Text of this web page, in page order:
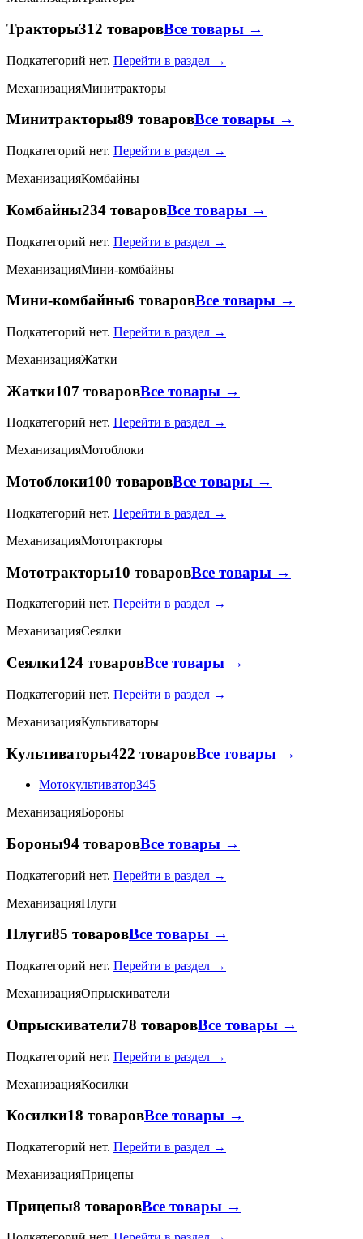
Тракторы312 товаровВсе товары →
Подкатегорий нет. Перейти в раздел →
МеханизацияМинитракторы
Минитракторы89 товаровВсе товары →
Подкатегорий нет. Перейти в раздел →
МеханизацияКомбайны
Комбайны234 товаровВсе товары →
Подкатегорий нет. Перейти в раздел →
МеханизацияМини-комбайны
Мини-комбайны6 товаровВсе товары →
Подкатегорий нет. Перейти в раздел →
МеханизацияЖатки
Жатки107 товаровВсе товары →
Подкатегорий нет. Перейти в раздел →
МеханизацияМотоблоки
Мотоблоки100 товаровВсе товары →
Подкатегорий нет. Перейти в раздел →
МеханизацияМототракторы
Мототракторы10 товаровВсе товары →
Подкатегорий нет. Перейти в раздел →
МеханизацияСеялки
Сеялки124 товаровВсе товары →
Подкатегорий нет. Перейти в раздел →
МеханизацияКультиваторы
Культиваторы422 товаровВсе товары →
Мотокультиватор345
МеханизацияБороны
Бороны94 товаровВсе товары →
Подкатегорий нет. Перейти в раздел →
МеханизацияПлуги
Плуги85 товаровВсе товары →
Подкатегорий нет. Перейти в раздел →
МеханизацияОпрыскиватели
Опрыскиватели78 товаровВсе товары →
Подкатегорий нет. Перейти в раздел →
МеханизацияКосилки
Косилки18 товаровВсе товары →
Подкатегорий нет. Перейти в раздел →
МеханизацияПрицепы
Прицепы8 товаровВсе товары →